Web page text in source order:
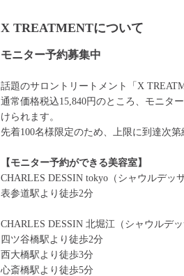
X TREATMENTについて
モニター予約募集中
話題のサロントリートメント「X
通常価格税込15,840円のところ、モニタ
けられます。
先着100名様限定のため、上限に到達次第
【モニター予約ができる美容室】
CHARLES DESSIN tokyo（シャウルデッ
表参道駅より徒歩2分
CHARLES DESSIN 北堀江（シャウルデッ
四ツ谷橋駅より徒歩2分
西大橋駅より徒歩3分
心斎橋駅より徒歩5分